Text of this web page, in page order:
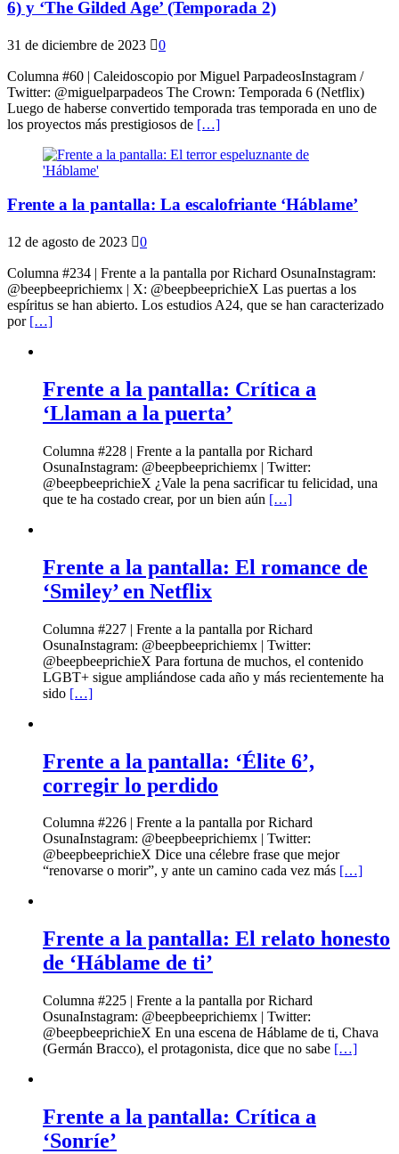
6) y ‘The Gilded Age’ (Temporada 2)
31 de diciembre de 2023 0
Columna #60 | Caleidoscopio por Miguel ParpadeosInstagram /
Twitter: @miguelparpadeos The Crown: Temporada 6 (Netflix)
Luego de haberse convertido temporada tras temporada en uno de
los proyectos más prestigiosos de […]
Frente a la pantalla: La escalofriante ‘Háblame’
12 de agosto de 2023 0
Columna #234 | Frente a la pantalla por Richard OsunaInstagram:
@beepbeeprichiemx | X: @beepbeeprichieX Las puertas a los
espíritus se han abierto. Los estudios A24, que se han caracterizado
por […]
Frente a la pantalla: Crítica a
‘Llaman a la puerta’
Columna #228 | Frente a la pantalla por Richard
OsunaInstagram: @beepbeeprichiemx | Twitter:
@beepbeeprichieX ¿Vale la pena sacrificar tu felicidad, una
que te ha costado crear, por un bien aún […]
Frente a la pantalla: El romance de
‘Smiley’ en Netflix
Columna #227 | Frente a la pantalla por Richard
OsunaInstagram: @beepbeeprichiemx | Twitter:
@beepbeeprichieX Para fortuna de muchos, el contenido
LGBT+ sigue ampliándose cada año y más recientemente ha
sido […]
Frente a la pantalla: ‘Élite 6’,
corregir lo perdido
Columna #226 | Frente a la pantalla por Richard
OsunaInstagram: @beepbeeprichiemx | Twitter:
@beepbeeprichieX Dice una célebre frase que mejor
“renovarse o morir”, y ante un camino cada vez más […]
Frente a la pantalla: El relato honesto
de ‘Háblame de ti’
Columna #225 | Frente a la pantalla por Richard
OsunaInstagram: @beepbeeprichiemx | Twitter:
@beepbeeprichieX En una escena de Háblame de ti, Chava
(Germán Bracco), el protagonista, dice que no sabe […]
Frente a la pantalla: Crítica a
‘Sonríe’